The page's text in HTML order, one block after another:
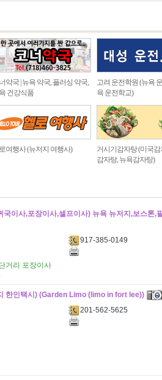
약국 | 뉴욕 약국, 플러싱 약국,
건강식품
고려 운전학원 (뉴욕
욕 운전학교)
여행사 (뉴저지 여행사)
거시기감자탕 (미국감
감자탕, 뉴욕감자탕)
국이사,포장이사,셀프이사) 뉴욕 뉴저지,보스톤,
917-385-0149
거리 포장이사
한인택시) (Garden Limo (limo in fort lee))
201-562-5625